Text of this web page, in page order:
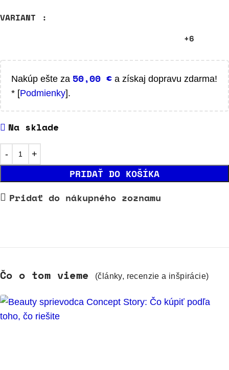
VARIANT
+6
Nakúp ešte za 50,00 € a získaj dopravu zdarma!
* [Podmienky].
Na sklade
PRIDAŤ DO KOŠÍKA
Pridať do nákupného zoznamu
Čo o tom vieme (články, recenzie a inšpirácie)